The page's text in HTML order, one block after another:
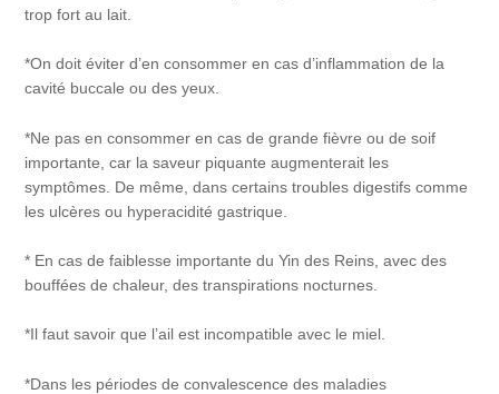
trop fort au lait.
*On doit éviter d’en consommer en cas d’inflammation de la
cavité buccale ou des yeux.
*Ne pas en consommer en cas de grande fièvre ou de soif
importante, car la saveur piquante augmenterait les
symptômes. De même, dans certains troubles digestifs comme
les ulcères ou hyperacidité gastrique.
* En cas de faiblesse importante du Yin des Reins, avec des
bouffées de chaleur, des transpirations nocturnes.
*Il faut savoir que l’ail est incompatible avec le miel.
*Dans les périodes de convalescence des maladies